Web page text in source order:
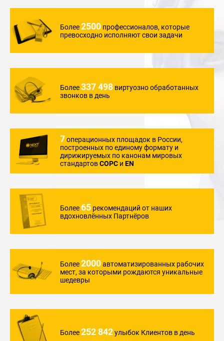
Более2500 профессионалов, которые
превосходно исполняют свои задачи
Более337 498 виртуозно обработанных
звонков в день
7операционных площадок в России,
построенных по единомуформату и
дирижируемых по канонам мировых
стандартовCOPC и EN
Более65 рекомендаций от наших
вдохновлённых Партнёров
Более2000автоматизированных рабочих
мест, за которыми рождаются уникальные
шедевры
Более252 842улыбок Клиентов в день